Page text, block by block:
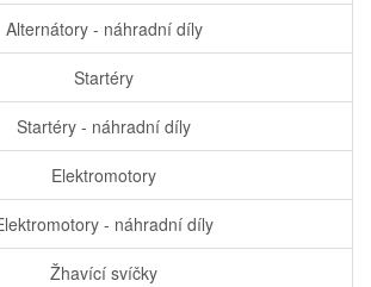
Alternátory - náhradní díly
Startéry
Startéry - náhradní díly
Elektromotory
- náhradní díly
Žhavící svíčky